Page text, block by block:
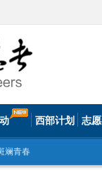
西部计划 志
斓青春